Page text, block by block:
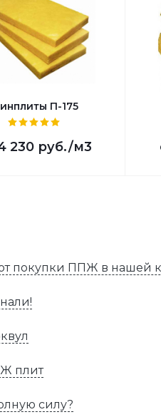
П-175
230 руб./м3
покупки ППЖ в нашей
плит
силу?